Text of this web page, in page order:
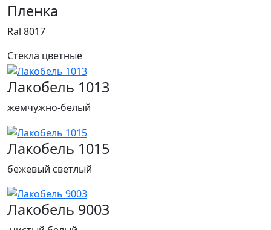
Пленка
Ral 8017
Стекла цветные
Лакобель 1013
жемчужно-белый
Лакобель 1015
бежевый светлый
Лакобель 9003